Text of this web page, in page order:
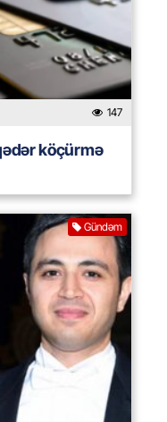
147
köçürmə
Gündəm